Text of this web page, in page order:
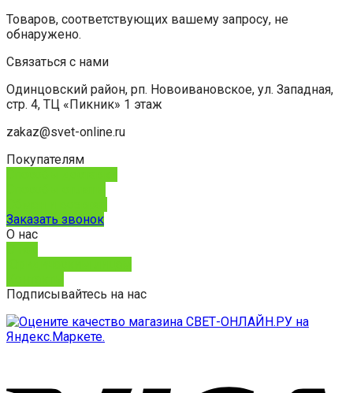
Товаров, соответствующих вашему запросу, не
обнаружено.
Связаться с нами
Одинцовский район, рп. Новоивановское, ул. Западная,
стр. 4, ТЦ «Пикник» 1 этаж
zakaz@svet-online.ru
Покупателям
Заказать звонок
О нас
Подписывайтесь на нас